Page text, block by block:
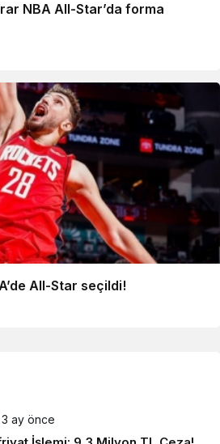
NBA All-Star’da forma
All-Star seçildi!
3 ay önce